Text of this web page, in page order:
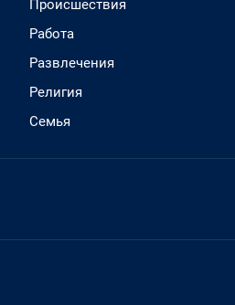
Происшествия
Работа
Развлечения
Религия
Семья